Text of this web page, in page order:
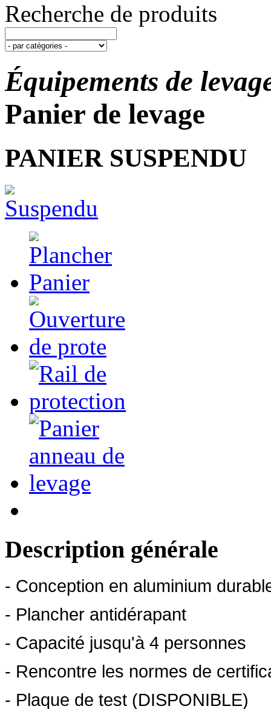
Recherche de produits
Équipements de
Panier de levage
PANIER SUSPENDU
Description générale
- Conception en aluminium
- Plancher antidérapant
- Capacité jusqu'à 4 personnes
- Rencontre les normes de
- Plaque de test (DISPONIBLE)